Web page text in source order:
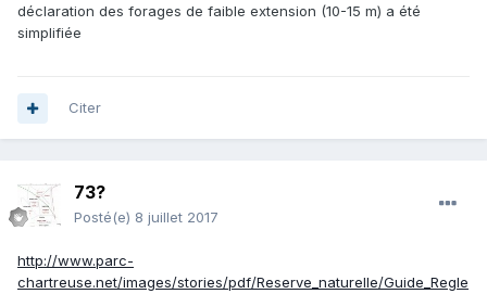
déclaration des forages de faible extension (10-15 m) a été
simplifiée
Citer
73?
Posté(e) 8 juillet 2017
http://www.parc-
chartreuse.net/images/stories/pdf/Reserve_naturelle/Guide_Regle